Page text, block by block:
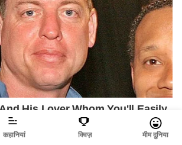
कहानियां क्विज़ मीम दुनिया